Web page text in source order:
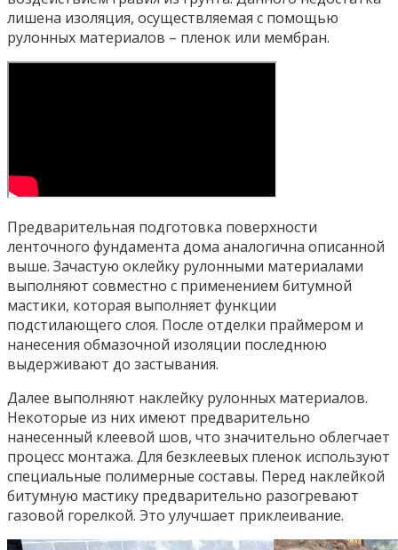
лишена изоляция, осуществляемая с помощью
рулонных материалов – пленок или мембран.
Предварительная подготовка поверхности
ленточного фундамента дома аналогична описанной
выше. Зачастую оклейку рулонными материалами
выполняют совместно с применением битумной
мастики, которая выполняет функции
подстилающего слоя. После отделки праймером и
нанесения обмазочной изоляции последнюю
выдерживают до застывания.
Далее выполняют наклейку рулонных материалов.
Некоторые из них имеют предварительно
нанесенный клеевой шов, что значительно облегчает
процесс монтажа. Для безклеевых пленок используют
специальные полимерные составы. Перед наклейкой
битумную мастику предварительно разогревают
газовой горелкой. Это улучшает приклеивание.